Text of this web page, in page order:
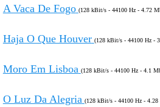
A Vaca De Fogo (128 kBit/s - 44100 Hz - 4.72
Haja O Que Houver (128 kBit/s - 44100 Hz -
Moro Em Lisboa (128 kBit/s - 44100 Hz - 4.1
O Luz Da Alegria (128 kBit/s - 44100 Hz - 4.28